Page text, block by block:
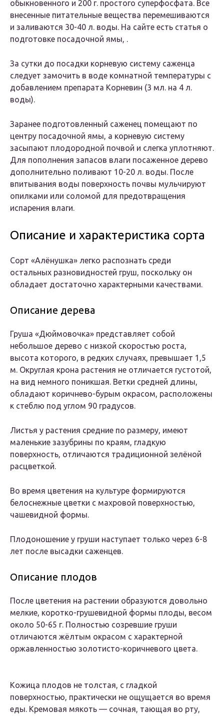
обыкновенного и 200 г. простого суперфосфата. Все
внесенные питательные вещества перемешиваются
и заливаются 30-40 л. воды. На сайте есть статья о
подготовке посадочной ямы, .
За сутки до посадки корневую систему саженца
следует замочить в воде комнатной температуры с
добавлением препарата Корневин (3 мл. на 4 л.
воды).
Заранее подготовленный саженец помещают по
центру посадочной ямы, а корневую систему
засыпают плодородной почвой и слегка уплотняют.
Для пополнения запасов влаги посаженное дерево
дополнительно поливают 10-20 л. воды. После
впитывания воды поверхность почвы мульчируют
опилками или соломой для предотвращения
испарения влаги.
Описание и характеристика сорта
Сорт «Алёнушка» легко распознать среди
остальных разновидностей груш, поскольку он
обладает достаточно характерными качествами.
Описание дерева
Груша «Дюймовочка» представляет собой
небольшое дерево с низкой скоростью роста,
высота которого, в редких случаях, превышает 1,5
м. Округлая крона растения не отличается густотой,
на вид немного поникшая. Ветки средней длины,
обладают коричнево-бурым окрасом, расположены
к стеблю под углом 90 градусов.
Листья у растения средние по размеру, имеют
маленькие зазубрины по краям, гладкую
поверхность, отличаются традиционной зелёной
расцветкой.
Во время цветения на культуре формируются
белоснежные цветки с махровой поверхностью,
чашевидной формы.
Плодоношение у груши наступает только через 6-8
лет после высадки саженцев.
Описание плодов
После цветения на растении образуются довольно
мелкие, коротко-грушевидной формы плоды, весом
около 50-65 г. Полностью созревшие груши
отличаются жёлтым окрасом с характерной
оржавленностью золотисто-коричневого цвета.
Кожица плодов не толстая, с гладкой
поверхностью, практически не ощущается во время
еды. Кремовая мякоть — сочная, тающая во рту,